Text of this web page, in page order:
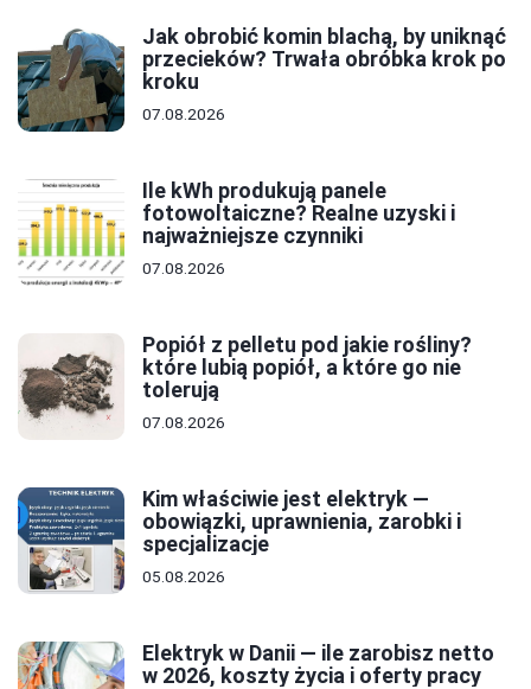
Jak obrobić komin blachą, by uniknąć
przecieków? Trwała obróbka krok po
kroku
07.08.2026
Ile kWh produkują panele
fotowoltaiczne? Realne uzyski i
najważniejsze czynniki
07.08.2026
Popiół z pelletu pod jakie rośliny?
które lubią popiół, a które go nie
tolerują
07.08.2026
Kim właściwie jest elektryk —
obowiązki, uprawnienia, zarobki i
specjalizacje
05.08.2026
Elektryk w Danii — ile zarobisz netto
w 2026, koszty życia i oferty pracy